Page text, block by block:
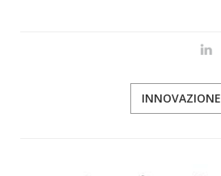
INNOVAZIONE